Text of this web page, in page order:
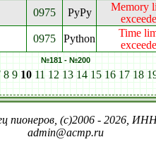
0975 PyPy
Memory
0975 Python
Time
№181 - №200
8 9 10 11 12 13 14 15 16 17 18
пионеров, (c)2006 - 2026,
admin@acmp.ru